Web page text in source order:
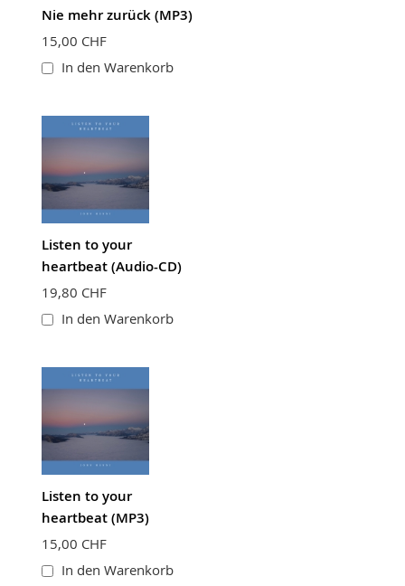
Nie mehr zurück (MP3)
15,00 CHF
In den Warenkorb
Listen to your
heartbeat (Audio-CD)
19,80 CHF
In den Warenkorb
Listen to your
heartbeat (MP3)
15,00 CHF
In den Warenkorb